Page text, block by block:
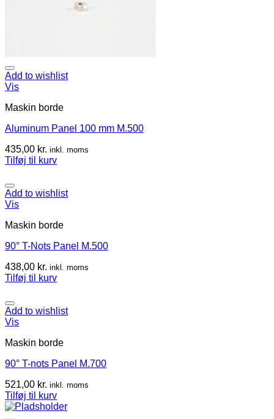
Add to wishlist
Vis
Maskin borde
Aluminum Panel 100 mm M.500
435,00 kr. inkl. moms
Tilføj til kurv
Add to wishlist
Vis
Maskin borde
90° T-Nots Panel M.500
438,00 kr. inkl. moms
Tilføj til kurv
Add to wishlist
Vis
Maskin borde
90° T-nots Panel M.700
521,00 kr. inkl. moms
Tilføj til kurv